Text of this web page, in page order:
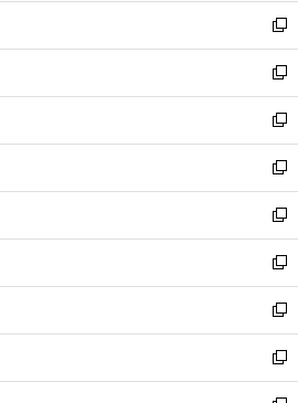
く
で
開
く
し
い
ウ
ィ
ン
ド
ウ
で
開
く
新
し
い
ウ
ィ
ン
ド
ウ
で
開
く
新
し
い
ウ
ィ
ン
ド
ウ
で
開
く
新
し
い
ウ
ィ
ン
ド
ウ
で
開
く
新
し
い
ウ
ィ
ン
ド
ウ
で
開
新
し
い
ウ
ィ
ン
ド
ウ
新
し
い
ウ
ィ
ン
新
し
い
ウ
新
し